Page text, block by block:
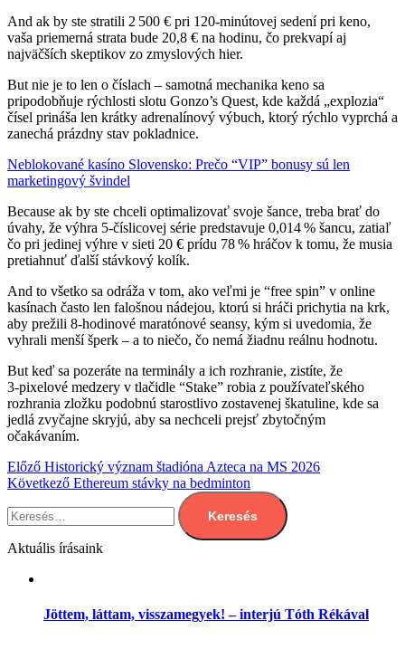
And ak by ste stratili 2 500 € pri 120‑minútovej sedení pri keno,
vaša priemerná strata bude 20,8 € na hodinu, čo prekvapí aj
najväčších skeptikov zo zmyslových hier.
But nie je to len o číslach – samotná mechanika keno sa
pripodobňuje rýchlosti slotu Gonzo’s Quest, kde každá „explozia“
čísel prináša len krátky adrenalínový výbuch, ktorý rýchlo vyprchá a
zanechá prázdny stav pokladnice.
Neblokované kasíno Slovensko: Prečo “VIP” bonusy sú len
marketingový švindel
Because ak by ste chceli optimalizovať svoje šance, treba brať do
úvahy, že výhra 5‑číslicovej série predstavuje 0,014 % šancu, zatiaľ
čo pri jedinej výhre v sieti 20 € prídu 78 % hráčov k tomu, že musia
pretiahnuť ďalší stávkový kolík.
And to všetko sa odráža v tom, ako veľmi je “free spin” v online
kasínach často len falošnou nádejou, ktorú si hráči prichytia na krk,
aby prežili 8‑hodinové maratónové seansy, kým si uvedomia, že
vyhrali menší šperk – a to niečo, čo nemá žiadnu reálnu hodnotu.
But keď sa pozeráte na terminály a ich rozhranie, zistíte, že
3‑pixelové medzery v tlačidle “Stake” robia z používateľského
rozhrania zložku podobnú starostlivo zostavenej škatuline, kde sa
jedlá zvyčajne skryjú, aby sa nechceli prejsť zbytočným
očakávaním.
Bejegyzés
navigáció
Előző Historický význam štadióna Azteca na MS 2026
Következő Ethereum stávky na bedminton
Aktuális írásaink
Jöttem, láttam, visszamegyek! – interjú Tóth Rékával